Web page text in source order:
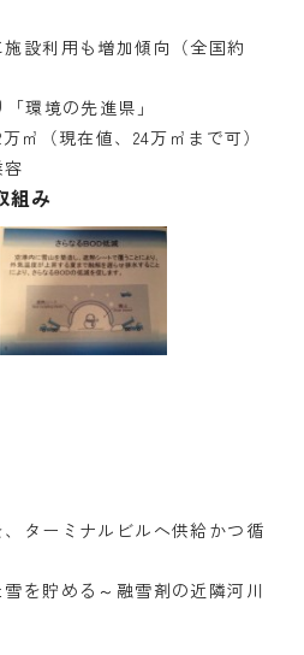
設利用も増加傾向（全国約
環境の先進県」
㎥（現在値、24万㎥まで可）
組み
ターミナルビルへ供給かつ循
を貯める～融雪剤の近隣河川